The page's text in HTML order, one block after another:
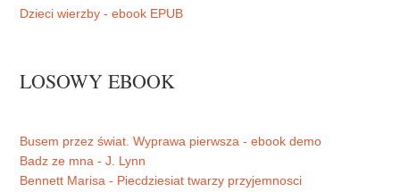
Dzieci wierzby - ebook EPUB
LOSOWY EBOOK
Busem przez świat. Wyprawa pierwsza - ebook demo
Badz ze mna - J. Lynn
Bennett Marisa - Piecdziesiat twarzy przyjemnosci